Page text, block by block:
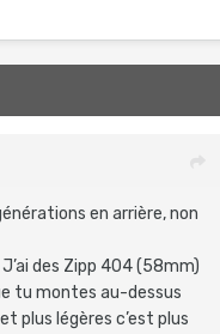
en arrière, non
des Zipp 404 (58mm)
tu montes au-dessus
plus légères c’est plus